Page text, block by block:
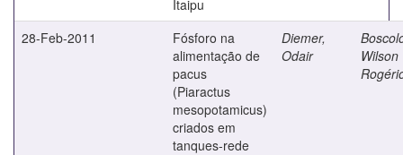
Itaipu
28-Feb-2011
Fósforo na
alimentação de
pacus
(Piaractus
mesopotamicus)
criados em
tanques-rede
Diemer,
Odair
Wilson